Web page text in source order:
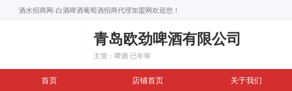
酒水招商网-白酒啤酒葡萄酒招商代理加盟网欢迎您！
青岛欧劲啤酒有限公司
主营：啤酒 已年审
首页 店铺首页 关于我们